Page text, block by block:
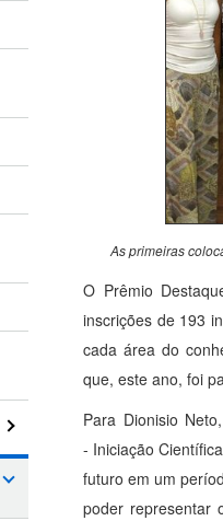
As primeiras
O Prêmio
inscrições de 193
cada área do
que, este ano, foi
Para Dionisio
- Iniciação
futuro em um
poder representar